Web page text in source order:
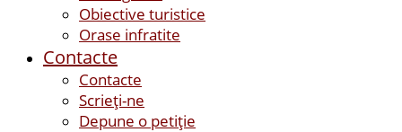
Obiective turistice
Orase infratite
Contacte
Contacte
Scrieți-ne
Depune o petiție